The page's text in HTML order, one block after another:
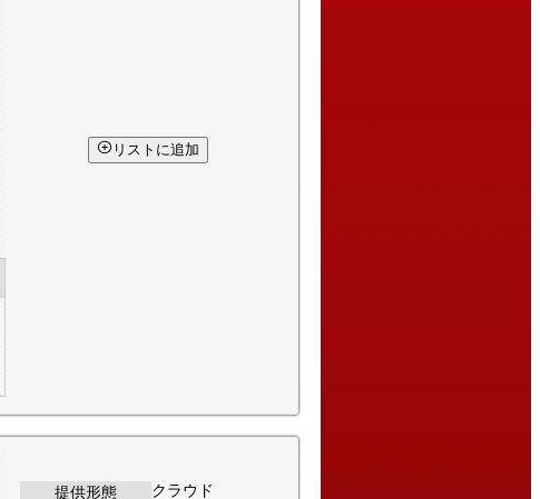
リストに追加
提供形態 クラウド